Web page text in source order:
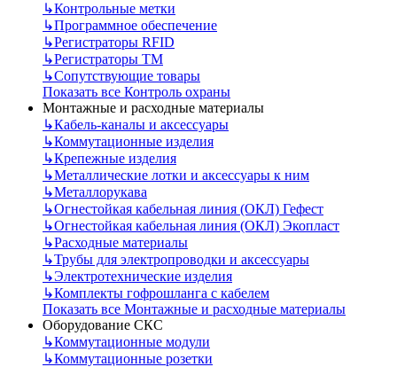
↳Контрольные метки
↳Программное обеспечение
↳Регистраторы RFID
↳Регистраторы ТМ
↳Сопутствующие товары
Показать все Контроль охраны
Монтажные и расходные материалы
↳Кабель-каналы и аксессуары
↳Коммутационные изделия
↳Крепежные изделия
↳Металлические лотки и аксессуары к ним
↳Металлорукава
↳Огнестойкая кабельная линия (ОКЛ) Гефест
↳Огнестойкая кабельная линия (ОКЛ) Экопласт
↳Расходные материалы
↳Трубы для электропроводки и аксессуары
↳Электротехнические изделия
↳Комплекты гофрошланга с кабелем
Показать все Монтажные и расходные материалы
Оборудование СКС
↳Коммутационные модули
↳Коммутационные розетки